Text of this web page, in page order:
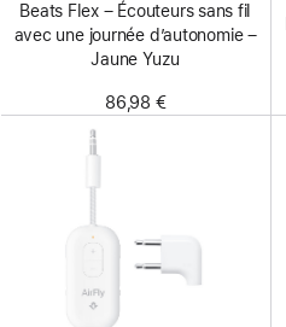
Beats Flex – Écouteurs sans fil
avec une journée d’autonomie –
Jaune Yuzu
86,98 €